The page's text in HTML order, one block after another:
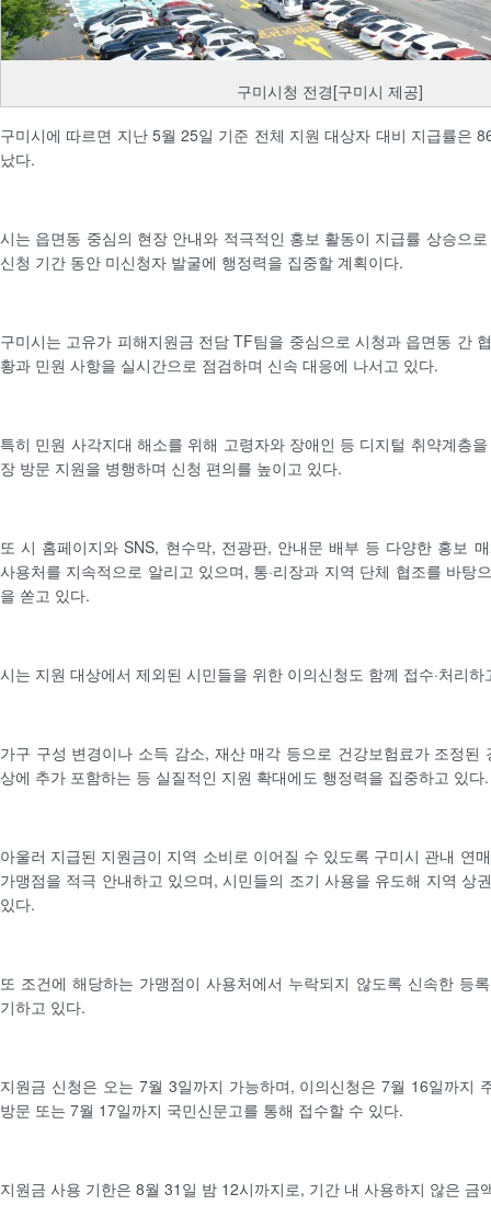
구미시청 전경[구미시 제공]
구미시에 따르면 지난 5월 25일 기준 전체 지원 대상자 대비 지급률은
났다.
시는 읍면동 중심의 현장 안내와 적극적인 홍보 활동이 지급률 상승으
신청 기간 동안 미신청자 발굴에 행정력을 집중할 계획이다.
구미시는 고유가 피해지원금 전담 TF팀을 중심으로 시청과 읍면동 간
황과 민원 사항을 실시간으로 점검하며 신속 대응에 나서고 있다.
특히 민원 사각지대 해소를 위해 고령자와 장애인 등 디지털 취약계층
장 방문 지원을 병행하며 신청 편의를 높이고 있다.
또 시 홈페이지와 SNS, 현수막, 전광판, 안내문 배부 등 다양한 홍보
사용처를 지속적으로 알리고 있으며, 통·리장과 지역 단체 협조를 바탕
을 쏟고 있다.
시는 지원 대상에서 제외된 시민들을 위한 이의신청도 함께 접수·처리하
가구 구성 변경이나 소득 감소, 재산 매각 등으로 건강보험료가 조정된
상에 추가 포함하는 등 실질적인 지원 확대에도 행정력을 집중하고 있다.
아울러 지급된 지원금이 지역 소비로 이어질 수 있도록 구미시 관내 연
가맹점을 적극 안내하고 있으며, 시민들의 조기 사용을 유도해 지역 상
있다.
또 조건에 해당하는 가맹점이 사용처에서 누락되지 않도록 신속한 등
기하고 있다.
지원금 신청은 오는 7월 3일까지 가능하며, 이의신청은 7월 16일까지
방문 또는 7월 17일까지 국민신문고를 통해 접수할 수 있다.
지원금 사용 기한은 8월 31일 밤 12시까지로, 기간 내 사용하지 않은 금